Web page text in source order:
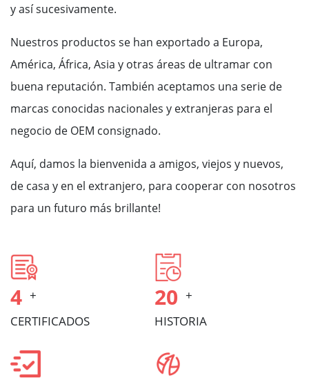
y así sucesivamente.
Nuestros productos se han exportado a Europa,
América, África, Asia y otras áreas de ultramar con
buena reputación. También aceptamos una serie de
marcas conocidas nacionales y extranjeras para el
negocio de OEM consignado.
Aquí, damos la bienvenida a amigos, viejos y nuevos,
de casa y en el extranjero, para cooperar con nosotros
para un futuro más brillante!
4 +
CERTIFICADOS
20 +
HISTORIA